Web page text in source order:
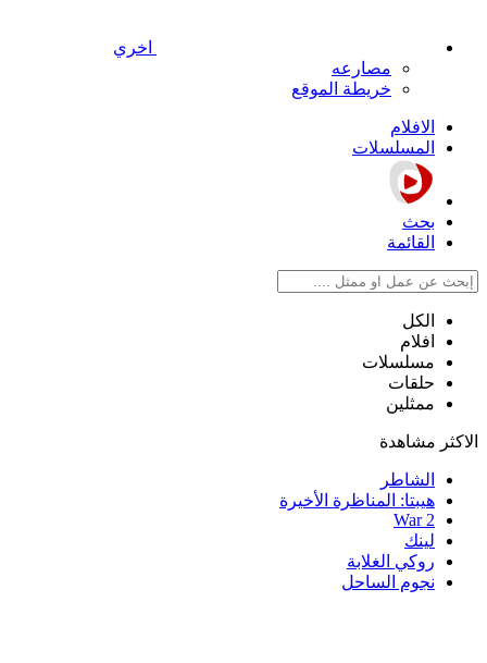
اخري
مصارعه
خريطة الموقع
الافلام
المسلسلات
بحث
القائمة
الكل
افلام
مسلسلات
حلقات
ممثلين
الاكثر مشاهدة
الشاطر
هيبتا: المناظرة الأخيرة
War 2
لينك
روكي الغلابة
نجوم الساحل